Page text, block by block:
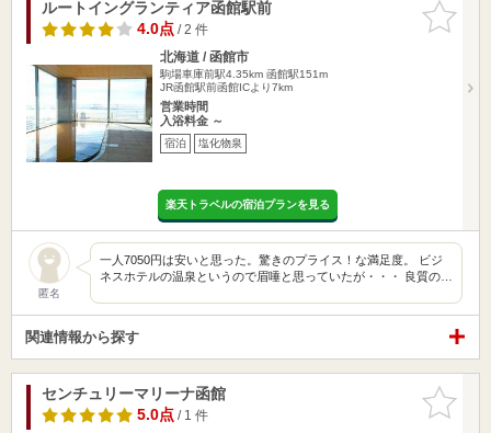
お気に入
りに追加
ルートイングランティア函館駅前
4.0点/ 2 件
北海道 / 函館市
駒場車庫前駅4.35km 函館駅151m
JR函館駅前函館ICより7km
営業時間
入浴料金 ～
宿泊 塩化物泉
楽天トラベルの宿泊プランを見る
匿名
一人7050円は安いと思った。驚きのプライス！な満足度。 ビジ
ネスホテルの温泉というので眉唾と思っていたが・・・ 良質の…
関連情報から探す
お気に入
りに追加
センチュリーマリーナ函館
5.0点/ 1 件